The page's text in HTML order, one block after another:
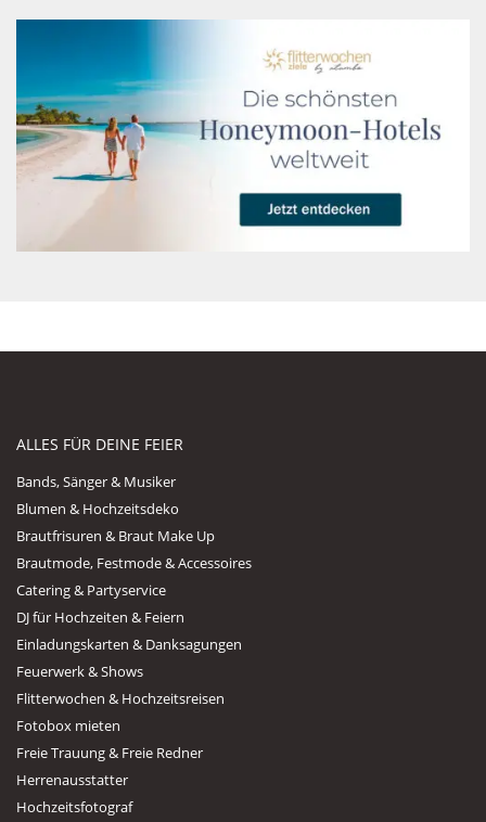
ALLES FÜR DEINE FEIER
Bands, Sänger & Musiker
Blumen & Hochzeitsdeko
Brautfrisuren & Braut Make Up
Brautmode, Festmode & Accessoires
Catering & Partyservice
DJ für Hochzeiten & Feiern
Einladungskarten & Danksagungen
Feuerwerk & Shows
Flitterwochen & Hochzeitsreisen
Fotobox mieten
Freie Trauung & Freie Redner
Herrenausstatter
Hochzeitsfotograf